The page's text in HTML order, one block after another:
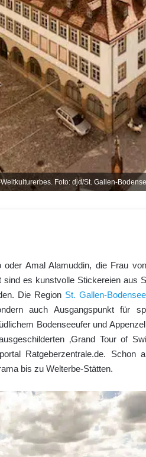
Foto: djd/St. Gallen-
Amal Alamuddin, die Frau
es kunstvolle Stickereien aus
Die Region St. Gallen-Bodensee
auch Ausgangspunkt für
Bodenseeufer und
‚Grand Tour of
Ratgeberzentrale.de. Schon
bis zu Welterbe-Stätten.